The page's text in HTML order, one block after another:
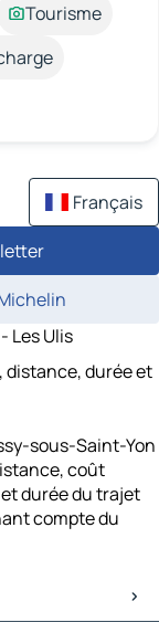
Tourisme
Français
Les Ulis
distance, durée et
sous-Saint-Yon
coût
durée du trajet
compte du